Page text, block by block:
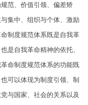
范、价值引领、偏差矫
集中、组织与个体、激励
制度规范体系既是自我革
是自我革命精神的依托、
命制度规范体系的功能既
可以体现为制度引领、制
与国家、社会的关系以及